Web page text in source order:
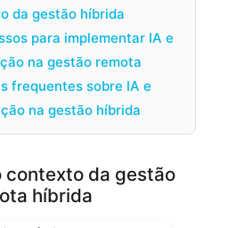
da gestão híbrida
para implementar IA e
na gestão remota
frequentes sobre IA e
na gestão híbrida
contexto da gestão
híbrida